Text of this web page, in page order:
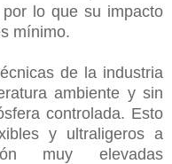
lo que su impacto
mínimo.
de la industria
ambiente y sin
controlada. Esto
y ultraligeros a
muy elevadas